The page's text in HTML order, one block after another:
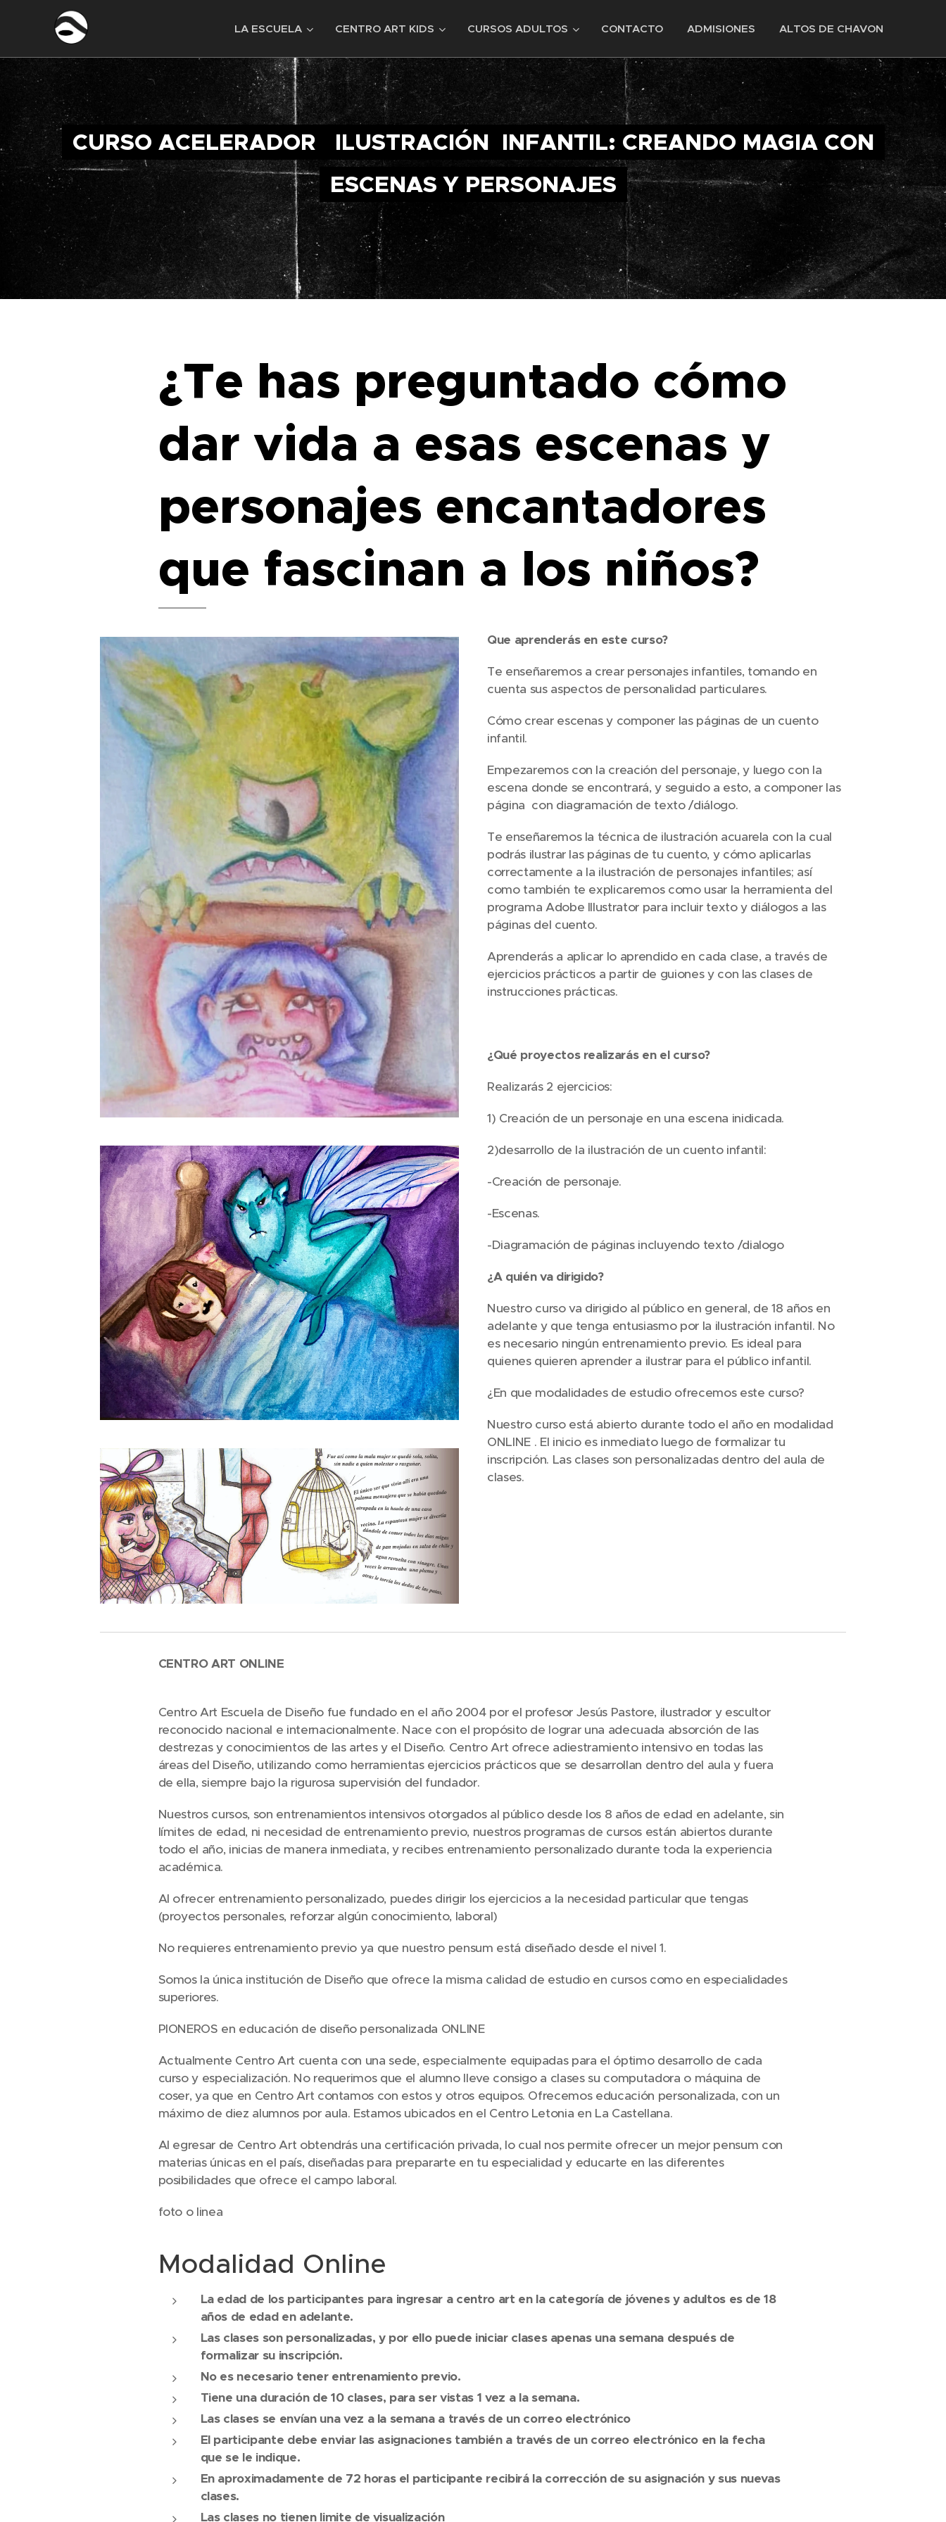
LA ESCUELA CENTRO ART KIDS CURSOS ADULTOS CONTACTO ADMISIONES ALTOS DE CHAVON
CURSO ACELERADOR ILUSTRACIÓN INFANTIL: CREANDO MAGIA CON
ESCENAS Y PERSONAJES
¿Te has preguntado cómo
dar vida a esas escenas y
personajes encantadores
que fascinan a los niños?
Que aprenderás en este curso?
Te enseñaremos a crear personajes infantiles, tomando en
cuenta sus aspectos de personalidad particulares.
Cómo crear escenas y componer las páginas de un cuento
infantil.
Empezaremos con la creación del personaje, y luego con la
escena donde se encontrará, y seguido a esto, a componer las
página con diagramación de texto /diálogo.
Te enseñaremos la técnica de ilustración acuarela con la cual
podrás ilustrar las páginas de tu cuento, y cómo aplicarlas
correctamente a la ilustración de personajes infantiles; así
como también te explicaremos como usar la herramienta del
programa Adobe Illustrator para incluir texto y diálogos a las
páginas del cuento.
Aprenderás a aplicar lo aprendido en cada clase, a través de
ejercicios prácticos a partir de guiones y con las clases de
instrucciones prácticas.
¿Qué proyectos realizarás en el curso?
Realizarás 2 ejercicios:
1) Creación de un personaje en una escena inidicada.
2)desarrollo de la ilustración de un cuento infantil:
-Creación de personaje.
-Escenas.
-Diagramación de páginas incluyendo texto /dialogo
¿A quién va dirigido?
Nuestro curso va dirigido al público en general, de 18 años en
adelante y que tenga entusiasmo por la ilustración infantil. No
es necesario ningún entrenamiento previo. Es ideal para
quienes quieren aprender a ilustrar para el público infantil.
¿En que modalidades de estudio ofrecemos este curso?
Nuestro curso está abierto durante todo el año en modalidad
ONLINE . El inicio es inmediato luego de formalizar tu
inscripción. Las clases son personalizadas dentro del aula de
clases.
CENTRO ART ONLINE
Centro Art Escuela de Diseño fue fundado en el año 2004 por el profesor Jesús Pastore, ilustrador y escultor
reconocido nacional e internacionalmente. Nace con el propósito de lograr una adecuada absorción de las
destrezas y conocimientos de las artes y el Diseño. Centro Art ofrece adiestramiento intensivo en todas las
áreas del Diseño, utilizando como herramientas ejercicios prácticos que se desarrollan dentro del aula y fuera
de ella, siempre bajo la rigurosa supervisión del fundador.
Nuestros cursos, son entrenamientos intensivos otorgados al público desde los 8 años de edad en adelante, sin
límites de edad, ni necesidad de entrenamiento previo, nuestros programas de cursos están abiertos durante
todo el año, inicias de manera inmediata, y recibes entrenamiento personalizado durante toda la experiencia
académica.
Al ofrecer entrenamiento personalizado, puedes dirigir los ejercicios a la necesidad particular que tengas
(proyectos personales, reforzar algún conocimiento, laboral)
No requieres entrenamiento previo ya que nuestro pensum está diseñado desde el nivel 1.
Somos la única institución de Diseño que ofrece la misma calidad de estudio en cursos como en especialidades
superiores.
PIONEROS en educación de diseño personalizada ONLINE
Actualmente Centro Art cuenta con una sede, especialmente equipadas para el óptimo desarrollo de cada
curso y especialización. No requerimos que el alumno lleve consigo a clases su computadora o máquina de
coser, ya que en Centro Art contamos con estos y otros equipos. Ofrecemos educación personalizada, con un
máximo de diez alumnos por aula. Estamos ubicados en el Centro Letonia en La Castellana.
Al egresar de Centro Art obtendrás una certificación privada, lo cual nos permite ofrecer un mejor pensum con
materias únicas en el país, diseñadas para prepararte en tu especialidad y educarte en las diferentes
posibilidades que ofrece el campo laboral.
foto o linea
Modalidad Online
La edad de los participantes para ingresar a centro art en la categoría de jóvenes y adultos es de 18
años de edad en adelante.
Las clases son personalizadas, y por ello puede iniciar clases apenas una semana después de
formalizar su inscripción.
No es necesario tener entrenamiento previo.
Tiene una duración de 10 clases, para ser vistas 1 vez a la semana.
Las clases se envían una vez a la semana a través de un correo electrónico
El participante debe enviar las asignaciones también a través de un correo electrónico en la fecha
que se le indique.
En aproximadamente de 72 horas el participante recibirá la corrección de su asignación y sus nuevas
clases.
Las clases no tienen limite de visualización